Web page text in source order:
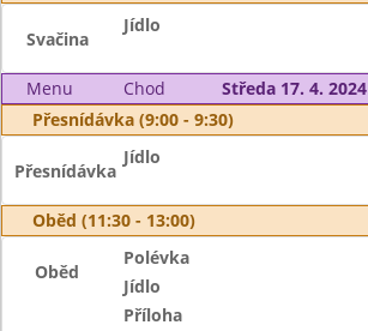
Svačina
Jídlo
Menu Chod
Středa 17. 4. 2024
Přesnídávka (9:00 - 9:30)
Přesnídávka
Jídlo
Oběd (11:30 - 13:00)
Oběd
Polévka
Jídlo
Příloha